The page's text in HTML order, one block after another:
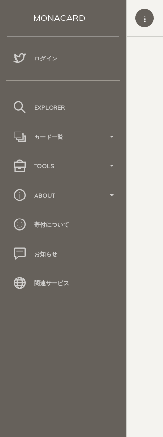
MONACARD
ログイン
EXPLORER
カード一覧
TOOLS
ABOUT
寄付について
お知らせ
関連サービス